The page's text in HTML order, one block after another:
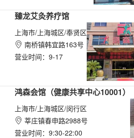
臻龙艾灸养疗馆
上海市/上海城区/奉贤区
 南桥镇韩宜路163号
营业时间：9-17
鸿森会馆（健康共享中心10001）
上海市/上海城区/闵行区
 莘庄镇春申路2988号
营业时间：9:30-22:00